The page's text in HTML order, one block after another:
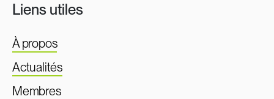
Liens utiles
À propos
Actualités
Membres